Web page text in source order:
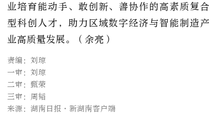
业培育能动手、敢创新、善协作的高素质复合
型科创人才，助力区域数字经济与智能制造产
业高质量发展。 （ 余亮 ）
责编：刘琼
一审：刘琼
二审：甄荣
三审：周韬
来源：湖南日报·新湖南客户端